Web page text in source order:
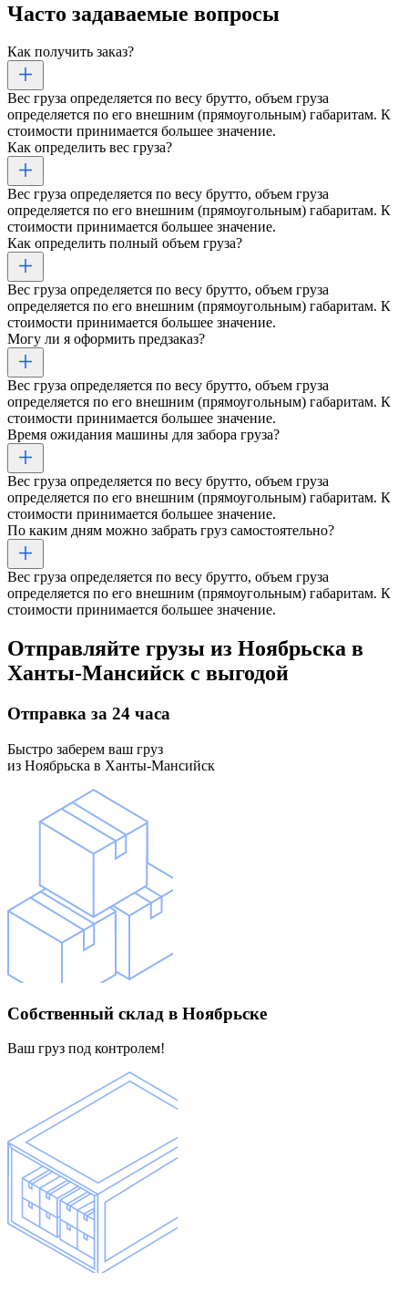
Часто задаваемые вопросы
Как получить заказ?
Вес груза определяется по весу брутто, объем груза
определяется по его внешним (прямоугольным) габаритам. К
стоимости принимается большее значение.
Как определить вес груза?
Вес груза определяется по весу брутто, объем груза
определяется по его внешним (прямоугольным) габаритам. К
стоимости принимается большее значение.
Как определить полный объем груза?
Вес груза определяется по весу брутто, объем груза
определяется по его внешним (прямоугольным) габаритам. К
стоимости принимается большее значение.
Могу ли я оформить предзаказ?
Вес груза определяется по весу брутто, объем груза
определяется по его внешним (прямоугольным) габаритам. К
стоимости принимается большее значение.
Время ожидания машины для забора груза?
Вес груза определяется по весу брутто, объем груза
определяется по его внешним (прямоугольным) габаритам. К
стоимости принимается большее значение.
По каким дням можно забрать груз самостоятельно?
Вес груза определяется по весу брутто, объем груза
определяется по его внешним (прямоугольным) габаритам. К
стоимости принимается большее значение.
Отправляйте грузы из Ноябрьска в
Ханты-Мансийск с выгодой
Отправка за 24 часа
Быстро заберем ваш груз
из Ноябрьска в Ханты-Мансийск
Собственный склад в Ноябрьске
Ваш груз под контролем!